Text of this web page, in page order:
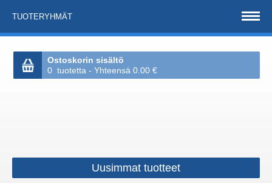
TUOTERYHMÄT
Ostoskorin sisältö
0 tuotetta - Yhteensä 0.00 €
Uusimmat tuotteet